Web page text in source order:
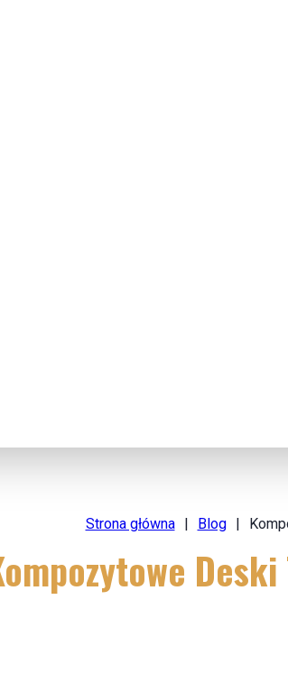
Strona główna | Blog |
Deski